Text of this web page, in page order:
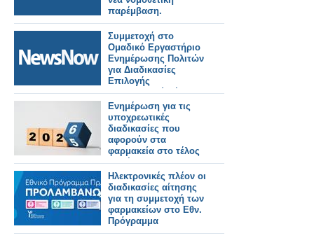
παρέμβαση.
Συμμετοχή στο
Ομαδικό Εργαστήριο
Ενημέρωσης Πολιτών
για Διαδικασίες
Επιλογής
Προσωπικού μέσω
ΑΣΕΠ.
Ενημέρωση για τις
υποχρεωτικές
διαδικασίες που
αφορούν στα
φαρμακεία στο τέλος
του έτους 2025
Ηλεκτρονικές πλέον οι
διαδικασίες αίτησης
για τη συμμετοχή των
φαρμακείων στο Εθν.
Πρόγραμμα
ΠΡΟΛΑΜΒΑΝΩ